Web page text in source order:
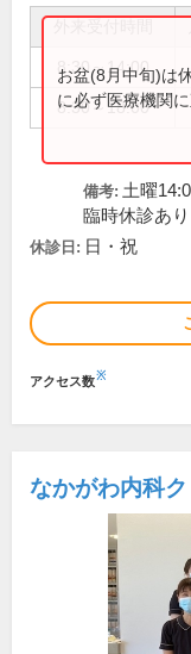
8:30～14:00
8:30～18:00
お盆(8月中旬)は
に必ず医療機関
備考: 土曜
臨時休診あり
休診日: 日・祝
アクセス数※
なかがわ内科